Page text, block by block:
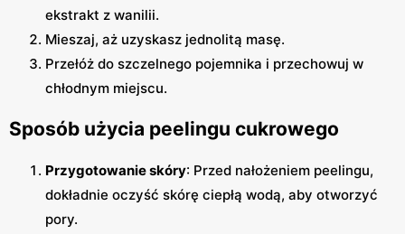
ekstrakt z wanilii.
Mieszaj, aż uzyskasz jednolitą masę.
Przełóż do szczelnego pojemnika i przechowuj w
chłodnym miejscu.
Sposób użycia peelingu cukrowego
Przygotowanie skóry: Przed nałożeniem peelingu,
dokładnie oczyść skórę ciepłą wodą, aby otworzyć
pory.